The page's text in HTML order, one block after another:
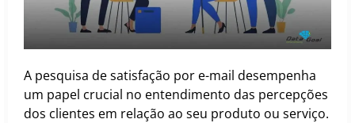
A pesquisa de satisfação por e-mail desempenha
um papel crucial no entendimento das percepções
dos clientes em relação ao seu produto ou serviço.